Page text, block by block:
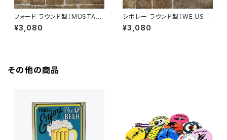
フォード ラウンド型（MUSTAN
G 40th ANNIVERSARY）アメ
リカンブリキ看板
¥3,080
シボレー ラウンド型（WE USE
Genuine CHEVROLET PAR
TS）アメリカンブリキ看板
¥3,080
その他の商品